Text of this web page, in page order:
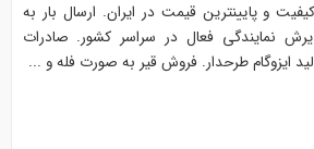
کیفیت و پایینترین قیمت در ایران. ارسال بار به
نمایندگی فعال در سراسر کشور. صادرات
ایزوگام طرحدار. فروش قیر به صورت فله و ...